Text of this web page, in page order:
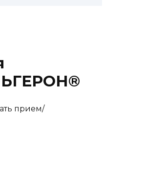
прием/